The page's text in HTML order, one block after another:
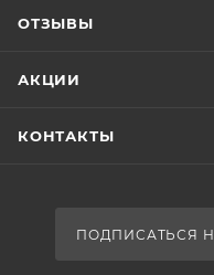
ОТЗЫВЫ
АКЦИИ
КОНТАКТЫ
ПОДПИСАТЬСЯ